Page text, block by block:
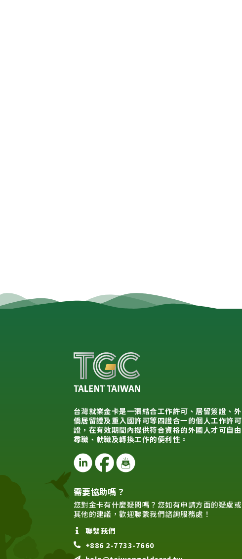
台灣就業金卡是一張結合工作許可、居留簽證、外
僑居留證及重入國許可等四證合一的個人工作許可
證，在有效期間內提供符合資格的外國人才可自由
尋職、就職及轉換工作的便利性。
需要協助嗎？
您對金卡有什麼疑問嗎？您如有申請方面的疑慮或
其他的建議，歡迎聯繫我們諮詢服務處！
聯繫我們
+886 2-7733-7660